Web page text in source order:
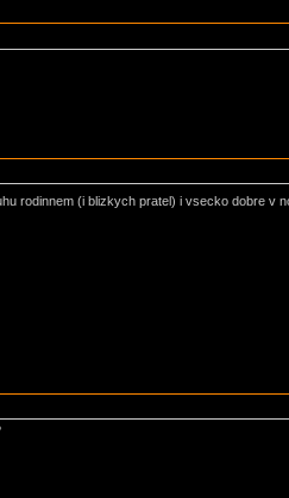
rodinnem (i blizkych pratel) i vsecko dobre v